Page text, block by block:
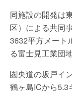
同施設の開発は
区）による共同
3632平方メート
る富士見工業団
圏央道の坂戸イ
鶴ヶ島ICから5.3